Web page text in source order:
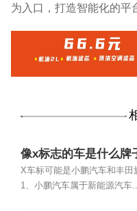
为入口，打造智能化的平
像x标志的车是什么牌
X车标可能是小鹏汽车和丰田
1、小鹏汽车属于新能源汽车